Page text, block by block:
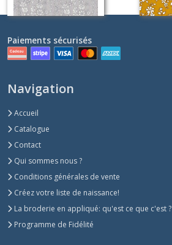
Paiements sécurisés
Navigation
Accueil
Catalogue
Contact
Qui sommes nous ?
Conditions générales de vente
Créez votre liste de naissance!
La broderie en appliqué: qu'est ce que c'est ?
Programme de Fidélité